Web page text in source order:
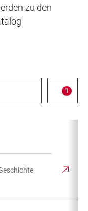
zu den
Filter
1